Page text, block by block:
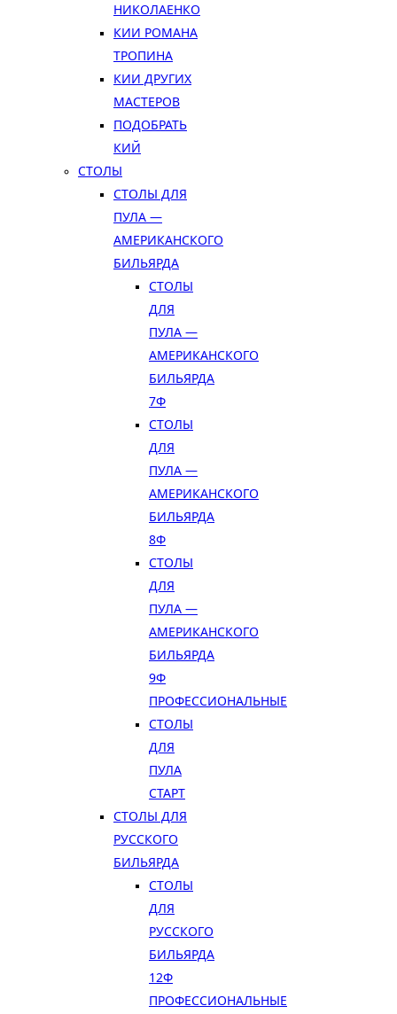
НИКОЛАЕНКО
КИИ РОМАНА
ТРОПИНА
КИИ ДРУГИХ
МАСТЕРОВ
ПОДОБРАТЬ
КИЙ
СТОЛЫ
СТОЛЫ ДЛЯ
ПУЛА —
АМЕРИКАНСКОГО
БИЛЬЯРДА
СТОЛЫ
ДЛЯ
ПУЛА —
АМЕРИКАНСКОГО
БИЛЬЯРДА
7Ф
СТОЛЫ
ДЛЯ
ПУЛА —
АМЕРИКАНСКОГО
БИЛЬЯРДА
8Ф
СТОЛЫ
ДЛЯ
ПУЛА —
АМЕРИКАНСКОГО
БИЛЬЯРДА
9Ф
ПРОФЕССИОНАЛЬНЫЕ
СТОЛЫ
ДЛЯ
ПУЛА
СТАРТ
СТОЛЫ ДЛЯ
РУССКОГО
БИЛЬЯРДА
СТОЛЫ
ДЛЯ
РУССКОГО
БИЛЬЯРДА
12Ф
ПРОФЕССИОНАЛЬНЫЕ